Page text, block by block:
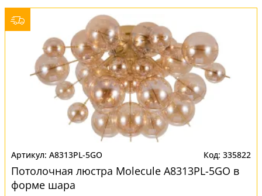
A8313PL-5GO 335822
Потолочная люстра Molecule A8313PL-5GO в
форме шара